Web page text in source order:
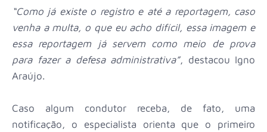
“Como já existe o registro e até a reportagem, caso
venha a multa, o que eu acho difícil, essa imagem e
essa reportagem já servem como meio de prova
para fazer a defesa administrativa”, destacou Igno
Araújo.
Caso algum condutor receba, de fato, uma
notificação, o especialista orienta que o primeiro